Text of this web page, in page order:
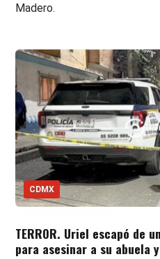
Madero.
CDMX
TERROR. Uriel escapó de
para asesinar a su abuela